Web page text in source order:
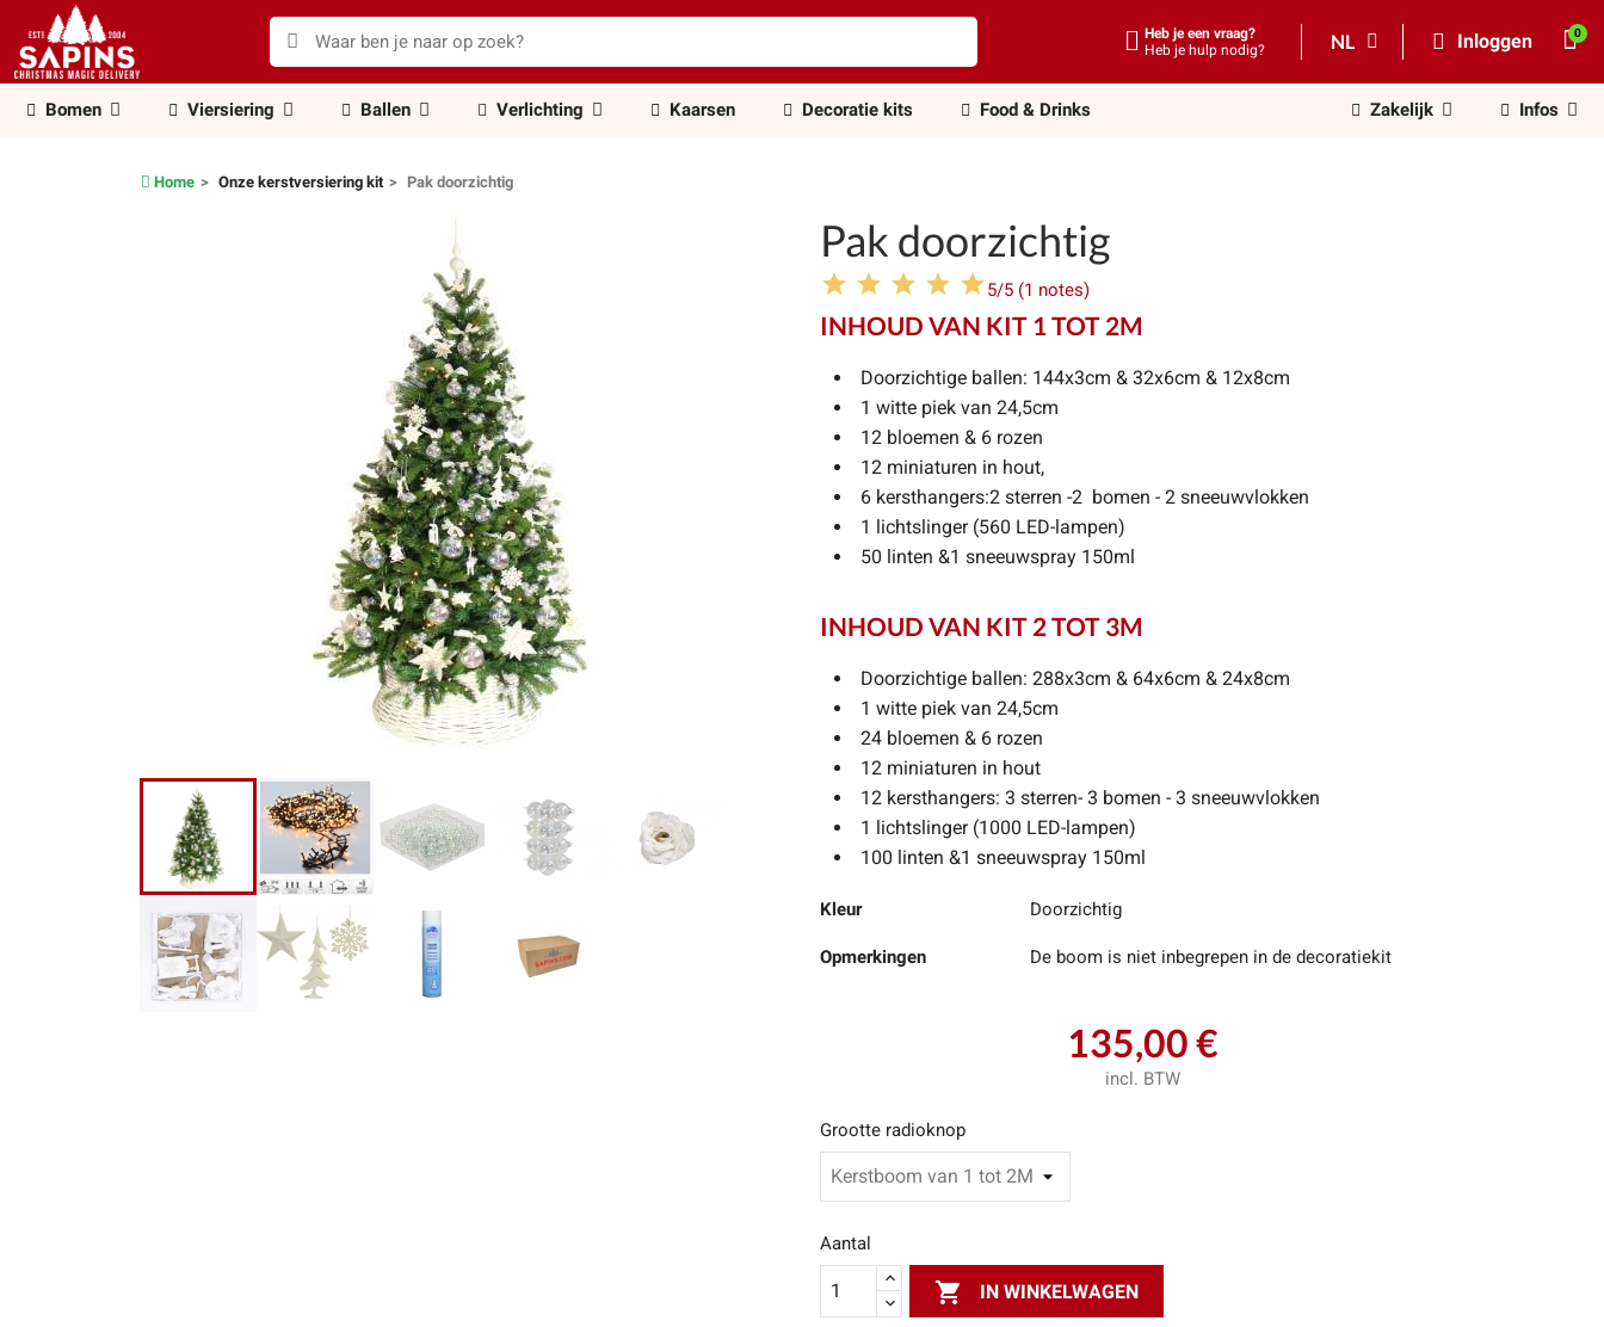
Heb je een vraag?
Heb je hulp nodig?
NL Inloggen
Bomen Viersiering Ballen Verlichting Kaarsen Decoratie kits Food & Drinks Zakelijk Infos
Home Onze kerstversiering kit Pak doorzichtig
Pak doorzichtig
5/5 (1 notes)
INHOUD VAN KIT 1 TOT 2M
Doorzichtige ballen: 144x3cm & 32x6cm & 12x8cm
1 witte piek van 24,5cm
12 bloemen & 6 rozen
12 miniaturen in hout,
6 kersthangers:2 sterren -2 bomen - 2 sneeuwvlokken
1 lichtslinger (560 LED-lampen)
50 linten &1 sneeuwspray 150ml
INHOUD VAN KIT 2 TOT 3M
Doorzichtige ballen: 288x3cm & 64x6cm & 24x8cm
1 witte piek van 24,5cm
24 bloemen & 6 rozen
12 miniaturen in hout
12 kersthangers: 3 sterren- 3 bomen - 3 sneeuwvlokken
1 lichtslinger (1000 LED-lampen)
100 linten &1 sneeuwspray 150ml
Kleur Doorzichtig
Opmerkingen De boom is niet inbegrepen in de decoratiekit
135,00 €
incl. BTW
Grootte radioknop
Aantal
 IN WINKELWAGEN